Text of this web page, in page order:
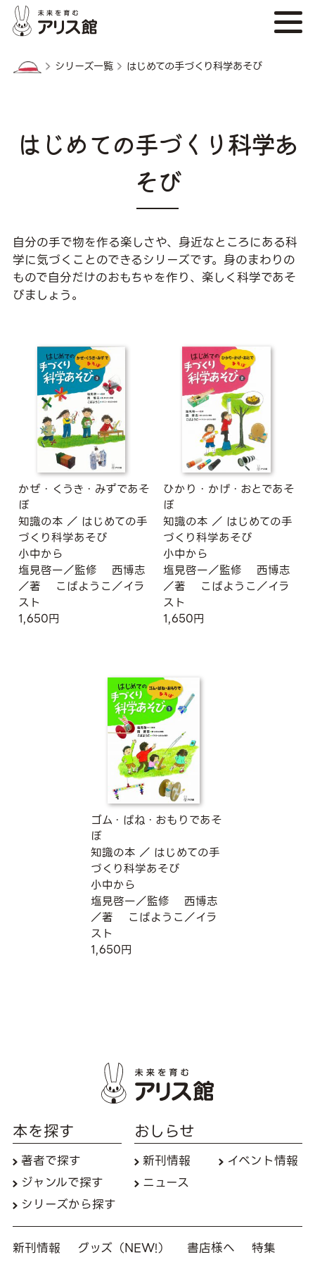
シリーズ一覧 はじめての手づくり科学あそび
はじめての手づくり科学あ
そび
自分の手で物を作る楽しさや、身近なところにある科
学に気づくことのできるシリーズです。身のまわりの
もので自分だけのおもちゃを作り、楽しく科学であそ
びましょう。
かぜ・くうき・みずであそ
ぼ
知識の本 ／ はじめての手
づくり科学あそび
小中から
塩見啓一／監修
西博志
／著
こばようこ／イラ
スト
1,650円
ひかり・かげ・おとであそ
ぼ
知識の本 ／ はじめての手
づくり科学あそび
小中から
塩見啓一／監修
西博志
／著
こばようこ／イラ
スト
1,650円
ゴム・ばね・おもりであそ
ぼ
知識の本 ／ はじめての手
づくり科学あそび
小中から
塩見啓一／監修
西博志
／著
こばようこ／イラ
スト
1,650円
本を探す
著者で探す
ジャンルで探す
シリーズから探す
おしらせ
新刊情報
イベント情報
ニュース
新刊情報 グッズ（NEW!） 書店様へ 特集